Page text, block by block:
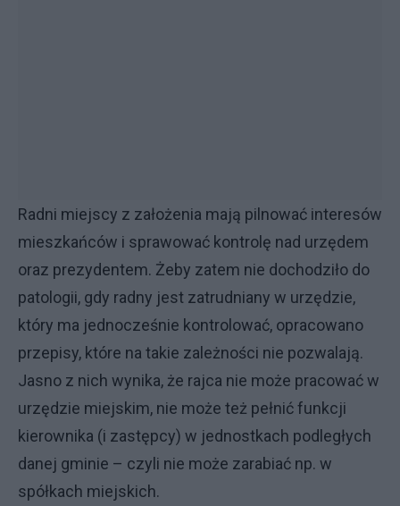
Radni miejscy z założenia mają pilnować interesów
mieszkańców i sprawować kontrolę nad urzędem
oraz prezydentem. Żeby zatem nie dochodziło do
patologii, gdy radny jest zatrudniany w urzędzie,
który ma jednocześnie kontrolować, opracowano
przepisy, które na takie zależności nie pozwalają.
Jasno z nich wynika, że rajca nie może pracować w
urzędzie miejskim, nie może też pełnić funkcji
kierownika (i zastępcy) w jednostkach podległych
danej gminie – czyli nie może zarabiać np. w
spółkach miejskich.